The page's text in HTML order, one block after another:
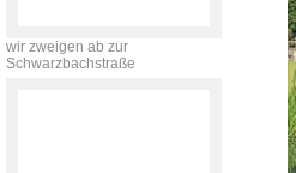
wir zweigen ab zur
Schwarzbachstraße